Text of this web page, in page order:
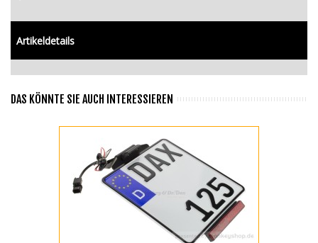
Artikeldetails
DAS KÖNNTE SIE AUCH INTERESSIEREN